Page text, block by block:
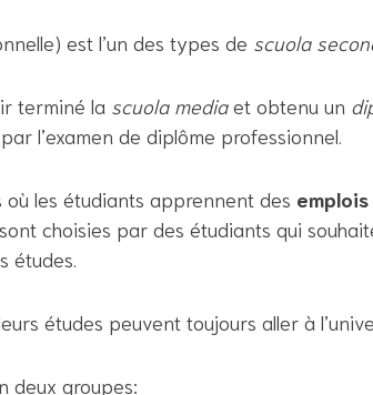
est l’un des types de scuola
terminé la scuola mediaet obtenu un
l’examen de diplôme professionnel.
où les étudiants apprennent des emplois
choisies par des étudiants qui
études.
études peuvent toujours aller à
deux groupes: